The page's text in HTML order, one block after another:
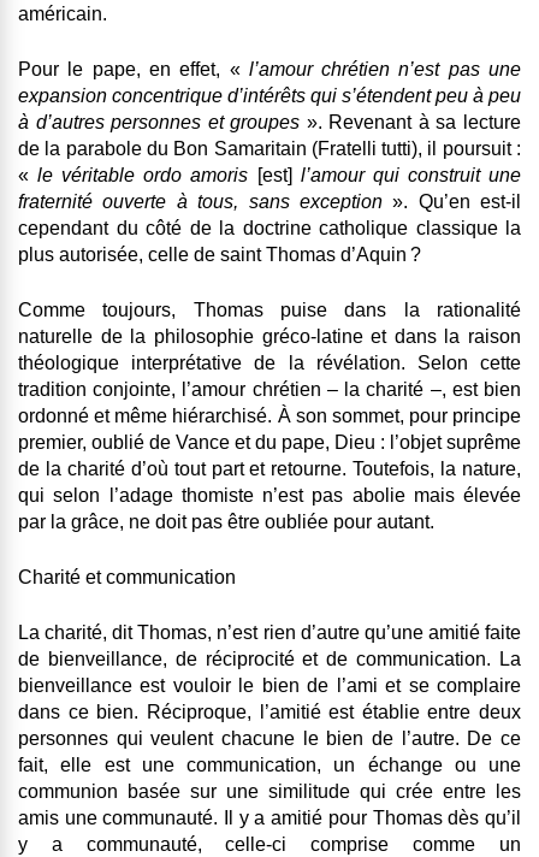
américain.
Pour le pape, en effet, « l’amour chrétien n’est pas une
expansion concentrique d’intérêts qui s’étendent peu à peu
à d’autres personnes et groupes ». Revenant à sa lecture
de la parabole du Bon Samaritain (Fratelli tutti), il poursuit :
«le véritable ordo amoris [est] l’amour qui construit une
fraternité ouverte à tous, sans exception». Qu’en est-il
cependant du côté de la doctrine catholique classique la
plus autorisée, celle de saint Thomas d’Aquin ?
Comme toujours, Thomas puise dans la rationalité
naturelle de la philosophie gréco-latine et dans la raison
théologique interprétative de la révélation. Selon cette
tradition conjointe, l’amour chrétien – la charité –, est bien
ordonné et même hiérarchisé. À son sommet, pour principe
premier, oublié de Vance et du pape, Dieu : l’objet suprême
de la charité d’où tout part et retourne. Toutefois, la nature,
qui selon l’adage thomiste n’est pas abolie mais élevée
par la grâce, ne doit pas être oubliée pour autant.
Charité et communication
La charité, dit Thomas, n’est rien d’autre qu’une amitié faite
de bienveillance, de réciprocité et de communication. La
bienveillance est vouloir le bien de l’ami et se complaire
dans ce bien. Réciproque, l’amitié est établie entre deux
personnes qui veulent chacune le bien de l’autre. De ce
fait, elle est une communication, un échange ou une
communion basée sur une similitude qui crée entre les
amis une communauté. Il y a amitié pour Thomas dès qu’il
y a communauté, celle-ci comprise comme un